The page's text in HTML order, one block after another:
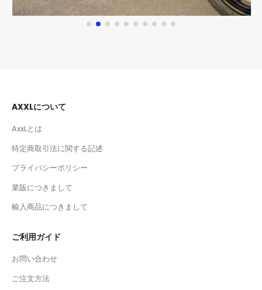
AXXLについて
AxxLとは
特定商取引法に関する記述
プライバシーポリシー
業販につきまして
輸入商品につきまして
ご利用ガイド
お問い合わせ
ご注文方法